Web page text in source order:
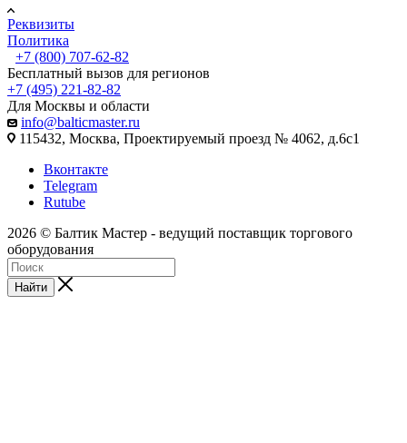
Реквизиты
Политика
+7 (800) 707-62-82
Бесплатный вызов для регионов
+7 (495) 221-82-82
Для Москвы и области
info@balticmaster.ru
115432, Москва, Проектируемый проезд № 4062, д.6с1
Вконтакте
Telegram
Rutube
2026 © Балтик Мастер - ведущий поставщик торгового
оборудования
Найти